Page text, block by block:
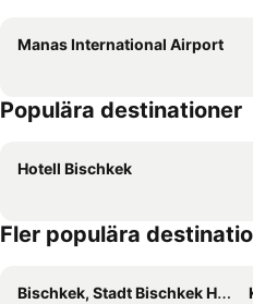
Manas International Airport
Populära destinationer
Hotell Bischkek
Fler populära
Bischkek, Stadt Bischkek Hotell